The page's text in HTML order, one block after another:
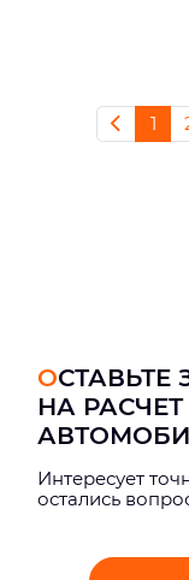
1
ОСТАВЬТЕ
НА
Интерeсует
остались